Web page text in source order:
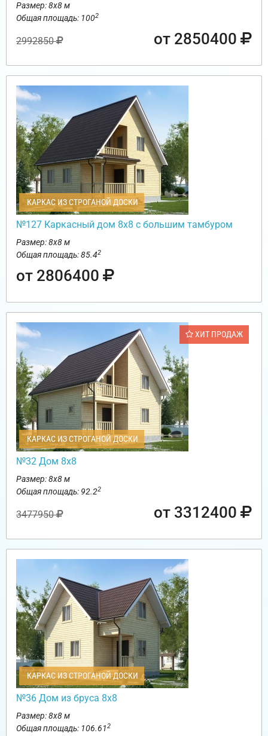
Размер: 8х8 м
Общая площадь: 1002
2992850 от 2850400
КАРКАС ИЗ СТРОГАНОЙ ДОСКИ
№127 Каркасный дом 8х8 с большим тамбуром
Размер: 8х8 м
Общая площадь: 85.42
от 2806400
ХИТ ПРОДАЖ
КАРКАС ИЗ СТРОГАНОЙ ДОСКИ
№32 Дом 8х8
Размер: 8х8 м
Общая площадь: 92.22
3477950 от 3312400
КАРКАС ИЗ СТРОГАНОЙ ДОСКИ
№36 Дом из бруса 8х8
Размер: 8х8 м
Общая площадь: 106.612